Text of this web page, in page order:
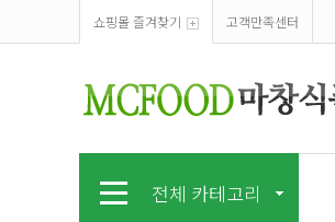
쇼핑몰 즐겨찾기 고객만족센터
전체 카테고리